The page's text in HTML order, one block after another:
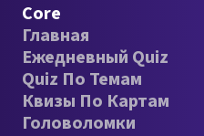
Core
Главная
Ежедневный Quiz
Quiz По Темам
Квизы По Картам
Головоломки